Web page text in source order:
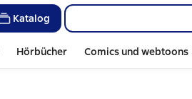
Katalog
Hörbücher Comics und webtoons